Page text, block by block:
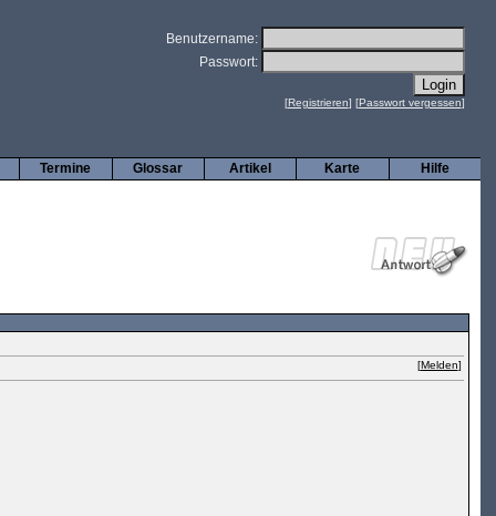
Benutzername:
Passwort:
[Registrieren] [Passwort vergessen]
Hilfe
Karte
Artikel
Glossar
Termine
[Melden]